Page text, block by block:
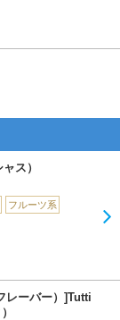
ス）
フルーツ系
レーバー）]Tutti